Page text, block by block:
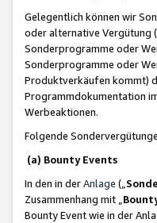
Gelegentlich können wir
oder alternative Vergütung („
Sonderprogramme oder
Sonderprogramme oder
Produktverkäufen kommt)
Programmdokumentation
Werbeaktionen.
Folgende
(a) Bounty Events
In den in derAnlage („
Zusammenhang mit „
Bounty Event wie in der